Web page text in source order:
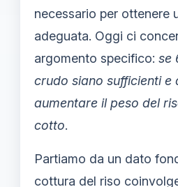
necessario per ottenere
adeguata. Oggi ci
argomento specifico: se
crudo siano sufficienti e
aumentare il peso del
cotto.
Partiamo da un dato
cottura del riso